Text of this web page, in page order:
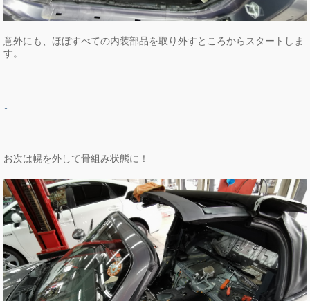
意外にも、ほぼすべての内装部品を取り外すところからスタートしま
す。
↓
お次は幌を外して骨組み状態に！